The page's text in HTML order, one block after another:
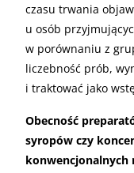
czasu trwania
u osób
w porównaniu z
liczebność prób,
i traktować jako
Obecność
syropów czy
konwencjonalnych